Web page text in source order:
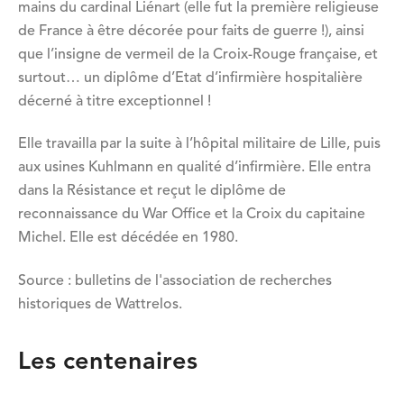
mains du cardinal Liénart (elle fut la première religieuse
de France à être décorée pour faits de guerre !), ainsi
que l’insigne de vermeil de la Croix-Rouge française, et
surtout… un diplôme d’Etat d’infirmière hospitalière
décerné à titre exceptionnel !
Elle travailla par la suite à l’hôpital militaire de Lille, puis
aux usines Kuhlmann en qualité d’infirmière. Elle entra
dans la Résistance et reçut le diplôme de
reconnaissance du War Office et la Croix du capitaine
Michel. Elle est décédée en 1980.
Source : bulletins de l'association de recherches
historiques de Wattrelos.
Les centenaires